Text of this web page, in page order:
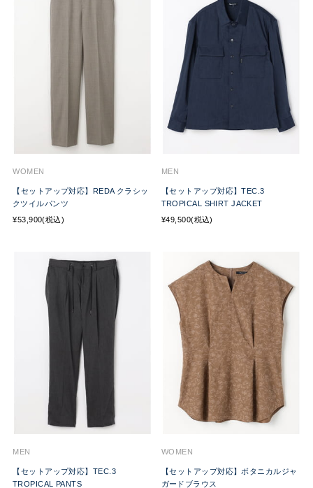
WOMEN
【セットアップ対応】REDA クラシッ
クツイルパンツ
¥53,900(税込)
MEN
【セットアップ対応】TEC.3
TROPICAL SHIRT JACKET
¥49,500(税込)
MEN
【セットアップ対応】TEC.3
TROPICAL PANTS
WOMEN
【セットアップ対応】ボタニカルジャ
ガードブラウス